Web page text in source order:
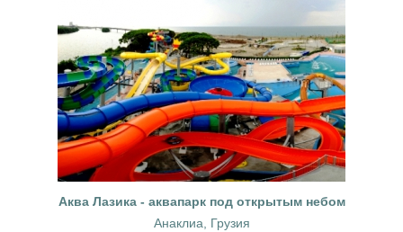
Аква Лазика - аквапарк под открытым небом
Анаклиа, Грузия